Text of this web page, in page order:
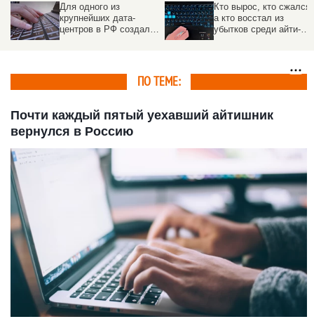
Для одного из
крупнейших дата-
центров в РФ создали
Кто вырос, кто сжался,
а кто восстал из
убытков среди айти-
ПО ТЕМЕ:
Почти каждый пятый уехавший айтишник
вернулся в Россию